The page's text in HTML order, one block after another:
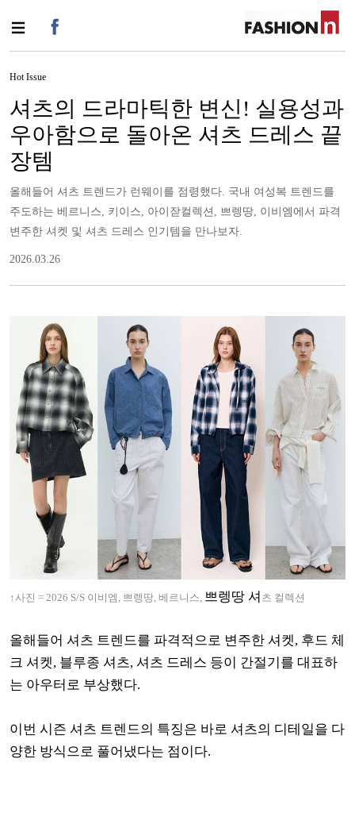
Hot Issue
셔츠의 드라마틱한 변신! 실용성과
우아함으로 돌아온 셔츠 드레스 끝
장템
올해들어 셔츠 트렌드가 런웨이를 점령했다. 국내 여성복 트렌드를
주도하는 베르니스, 키이스, 아이잗컬렉션, 쁘렝땅, 이비엠에서 파격
변주한 셔켓 및 셔츠 드레스 인기템을 만나보자.
2026.03.26
↑사진 = 2026 S/S 이비엠, 쁘렝땅, 베르니스, 쁘렝땅 셔 츠 컬렉션
올해들어 셔츠 트렌드를 파격적으로 변주한 셔켓, 후드 체
크 셔켓, 블루종 셔츠, 셔츠 드레스 등이 간절기를 대표하
는 아우터로 부상했다.
이번 시즌 셔츠 트렌드의 특징은 바로 셔츠의 디테일을 다
양한 방식으로 풀어냈다는 점이다.